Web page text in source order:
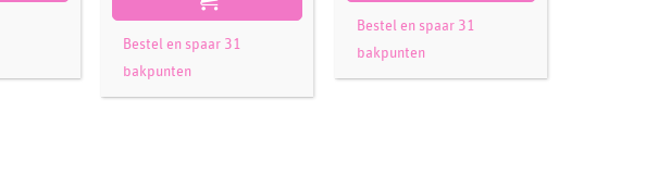
Bestel en spaar 31
bakpunten
Bestel en spaar 31
bakpunten